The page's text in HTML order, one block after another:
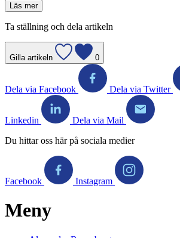
Läs mer
Ta ställning och dela artikeln
Gilla artikeln 0
Dela via Facebook Dela via Twitter
Linkedin
Dela via Mail
Du hittar oss här på sociala medier
Facebook Instagram
Meny